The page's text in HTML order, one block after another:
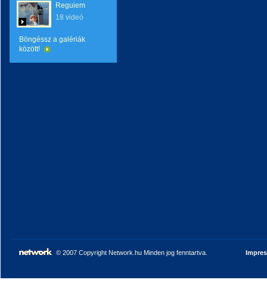
Reguiem
18 videó
Böngéssz a galériák
között!
© 2007 Copyright Network.hu Minden jog fenntartva.